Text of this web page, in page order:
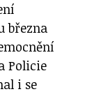
března
Policie
i se